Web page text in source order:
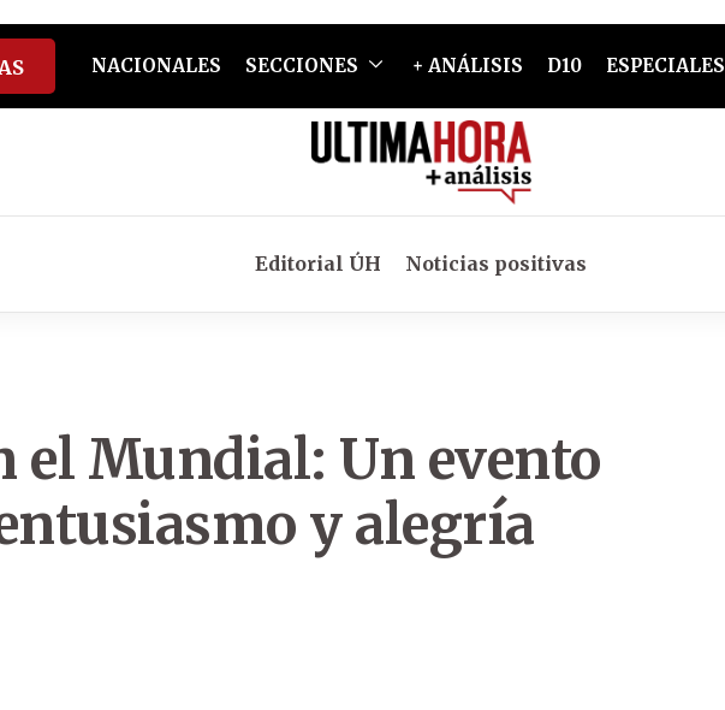
NACIONALES SECCIONES + ANÁLISIS D10 ESPECIALES
Editorial ÚH Noticias positivas
el Mundial: Un evento
y alegría